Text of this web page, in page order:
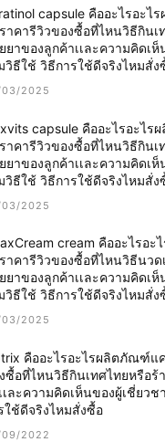
capsule คืออะไรอะ
าคารีวิวของซื้อที่ไหนวิธีกินเ
ยาของลูกค้าเเละความคิดเ
วิธีใช้ วิธีการใช้ดีจริงไหมสั่ง
2025
capsule คืออะไรอะไ
าคารีวิวของซื้อที่ไหนวิธีกินเ
ยาของลูกค้าเเละความคิดเ
วิธีใช้ วิธีการใช้ดีจริงไหมสั่ง
2025
cream คืออะไรอ
าคารีวิวของซื้อที่ไหนวิธีนวด
ยาของลูกค้าเเละความคิดเ
วิธีใช้ วิธีการใช้ดีจริงไหมสั่ง
2025
คืออะไรอะไรผลิตภัณฑ์แ
ซื้อที่ไหนวิธีกินเทศไทยหรือร้
เละความคิดเห็นของผู้เชี่ยว
ใช้ดีจริงไหมสั่งซื้อ
2022